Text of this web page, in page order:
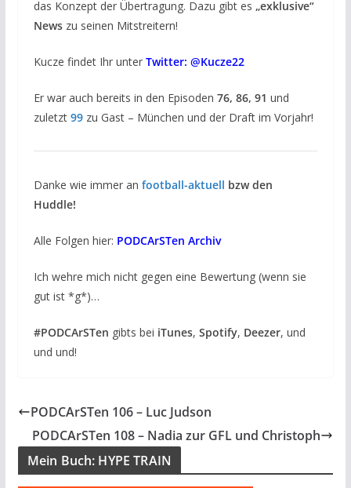
das Konzept der Übertragung. Dazu gibt es „exklusive“
Newszu seinen Mitstreitern!
Kucze findet Ihr unter Twitter: @Kucze22
Er war auch bereits in den Episoden 76, 86, 91 und
zuletzt 99zu Gast – München und der Draft im Vorjahr!
Danke wie immer an football-aktuell bzw den
Huddle!
Alle Folgen hier: PODCArSTen Archiv
Ich wehre mich nicht gegen eine Bewertung (wenn sie
gut ist *g*)…
#PODCArSTen gibts bei iTunes, Spotify, Deezer, und
und und!
PODCArSTen 106 – Luc Judson
PODCArSTen 108 – Nadia zur GFL und Christoph
Mein Buch: HYPE TRAIN